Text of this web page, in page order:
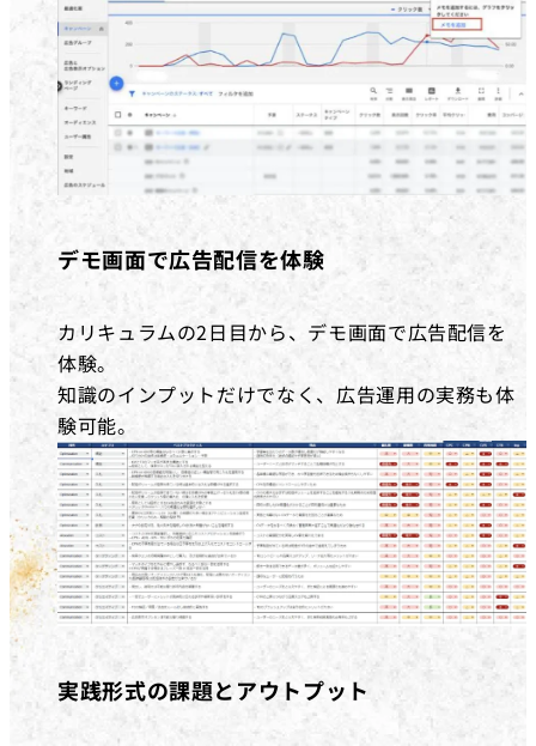
デモ画面で広告配信を体験
カリキュラムの2日目から、デモ画面で広告配信を
体験。
知識のインプットだけでなく、広告運用の実務も体
験可能。
実践形式の課題とアウトプット